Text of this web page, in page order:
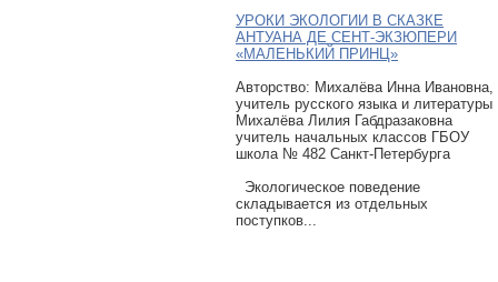
УРОКИ ЭКОЛОГИИ В СКАЗКЕ
АНТУАНА ДЕ СЕНТ-ЭКЗЮПЕРИ
«МАЛЕНЬКИЙ ПРИНЦ»
Авторcтво: Михалёва Инна Ивановна,
учитель русского языка и литературы
Михалёва Лилия Габдразаковна
учитель начальных классов ГБОУ
школа № 482 Санкт-Петербурга
Экологическое поведение
складывается из отдельных
поступков...